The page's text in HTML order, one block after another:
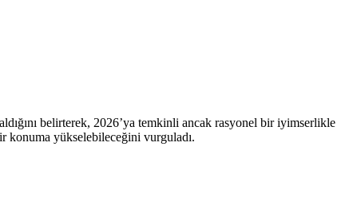
belirterek, 2026’ya temkinli ancak rasyonel bir iyimserlikle
konuma yükselebileceğini vurguladı.